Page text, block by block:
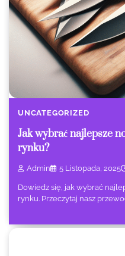
UNCATEGORIZED
Jak wybrać najlepsze
rynku?
Admin 5 Listopada, 2025
Dowiedz się, jak wybrać
rynku. Przeczytaj nasz